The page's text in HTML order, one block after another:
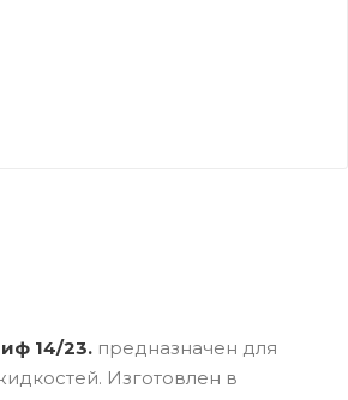
14/23. предназначен для
Изготовлен в